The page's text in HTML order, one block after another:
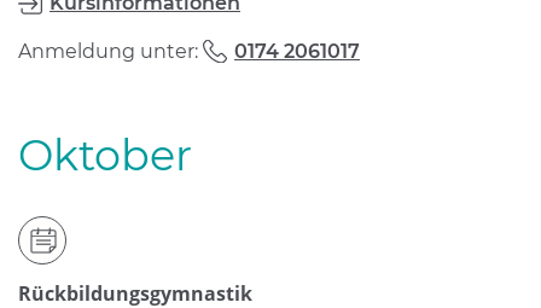
Anmeldung unter: 0174 2061017
Oktober
Rückbildungsgymnastik